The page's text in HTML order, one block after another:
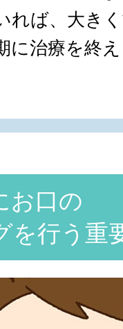
れば、大き
に治療を終
お口の
を行う重